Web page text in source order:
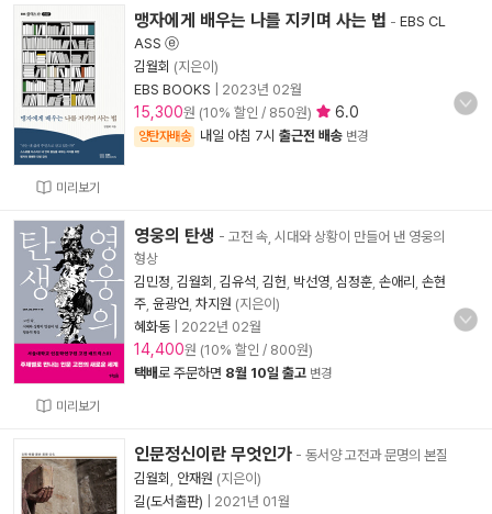
미리보기
맹자에게 배우는 나를 지키며 사는 법 - EBS CL
ASS ⓔ
김월회 (지은이)
EBS BOOKS
2023년 02월
15,300원 (10% 할인 / 850원) 6.0
양탄자배송 내일 아침 7시 출근전 배송 변경
미리보기
영웅의 탄생 - 고전 속, 시대와 상황이 만들어 낸 영웅의
형상
김민정 김월회 김유석 김헌 박선영 심정훈 손애리 손현
주 윤광언 차지원 (지은이)
혜화동
2022년 02월
14,400원 (10% 할인 / 800원)
택배로 주문하면 8월 10일 출고 변경
인문정신이란 무엇인가 - 동서양 고전과 문명의 본질
김월회
안재원 (지은이)
길(도서출판)
2021년 01월